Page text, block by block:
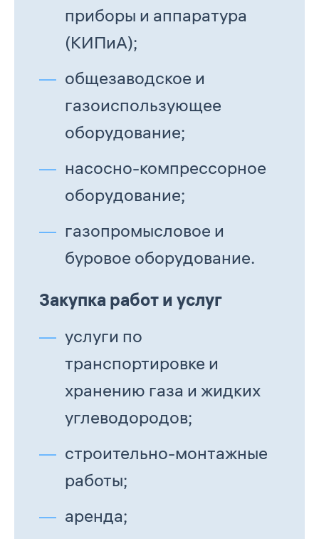
приборы и аппаратура
(КИПиА);
общезаводское и
газоиспользующее
оборудование;
насосно-компрессорное
оборудование;
газопромысловое и
буровое оборудование.
Закупка работ и услуг
услуги по
транспортировке и
хранению газа и жидких
углеводородов;
строительно-монтажные
работы;
аренда;